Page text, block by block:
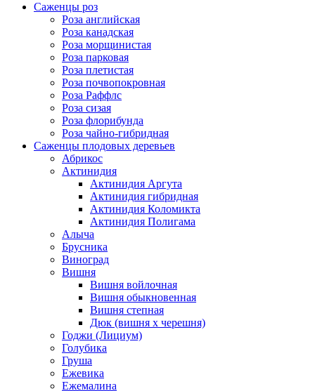
Саженцы роз
Роза английская
Роза канадская
Роза морщинистая
Роза парковая
Роза плетистая
Роза почвопокровная
Роза Раффлс
Роза сизая
Роза флорибунда
Роза чайно-гибридная
Саженцы плодовых деревьев
Абрикос
Актинидия
Актинидия Аргута
Актинидия гибридная
Актинидия Коломикта
Актинидия Полигама
Алыча
Брусника
Виноград
Вишня
Вишня войлочная
Вишня обыкновенная
Вишня степная
Дюк (вишня х черешня)
Годжи (Лициум)
Голубика
Груша
Ежевика
Ежемалина